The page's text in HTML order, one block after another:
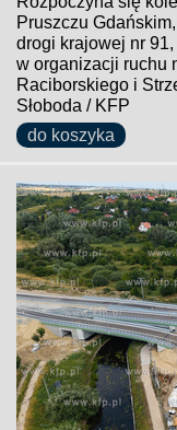
Pruszczu
drogi krajowej nr
w organizacji ruchu
Raciborskiego i
Słoboda / KFP
do koszyka